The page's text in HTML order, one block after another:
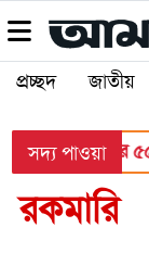
প্রচ্ছদ জাতীয়
সদ্য পাওয়া
লাখ ৩২ হাজার
রকমারি